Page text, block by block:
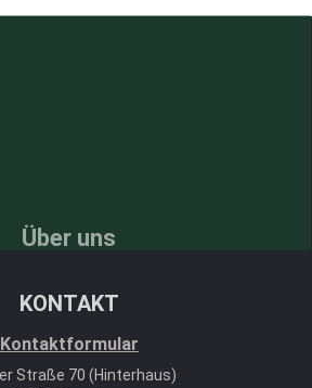
Über uns
KONTAKT
Kontaktformular
Straße 70 (Hinterhaus)